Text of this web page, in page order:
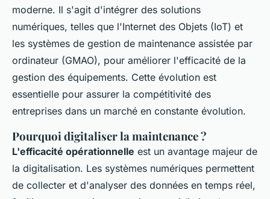
moderne. Il s'agit d'intégrer des solutions
numériques, telles que l'Internet des Objets (IoT) et
les systèmes de gestion de maintenance assistée par
ordinateur (GMAO), pour améliorer l'efficacité de la
gestion des équipements. Cette évolution est
essentielle pour assurer la compétitivité des
entreprises dans un marché en constante évolution.
Pourquoi digitaliser la maintenance ?
L'efficacité opérationnelle est un avantage majeur de
la digitalisation. Les systèmes numériques permettent
de collecter et d'analyser des données en temps réel,